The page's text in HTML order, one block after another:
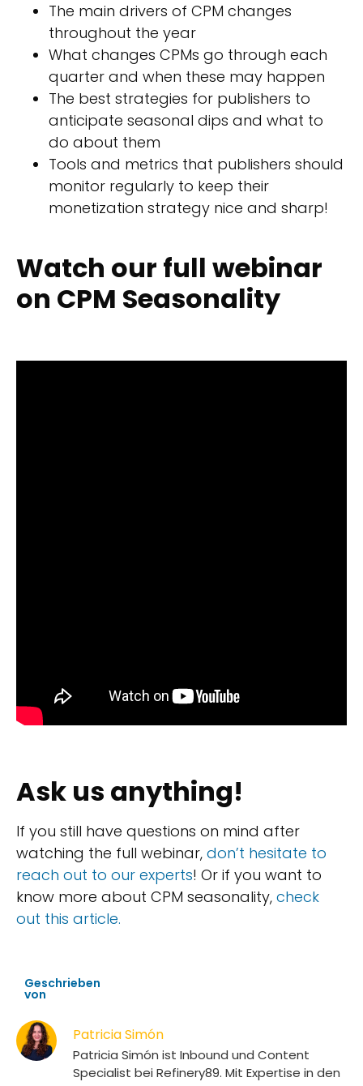
The main drivers of CPM changes
throughout the year
What changes CPMs go through each
quarter and when these may happen
The best strategies for publishers to
anticipate seasonal dips and what to
do about them
Tools and metrics that publishers should
monitor regularly to keep their
monetization strategy nice and sharp!
Watch our full webinar
on CPM Seasonality
Ask us anything!
If you still have questions on mind after
watching the full webinar, don’t hesitate to
reach out to our experts! Or if you want to
know more about CPM seasonality, check
out this article.
Geschrieben
von
Patricia Simón
Patricia Simón ist Inbound und Content
Specialist bei Refinery89. Mit Expertise in den